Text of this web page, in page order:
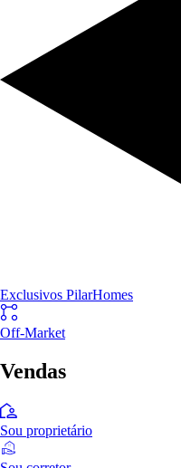
Exclusivos PilarHomes
Off-Market
Vendas
Sou proprietário